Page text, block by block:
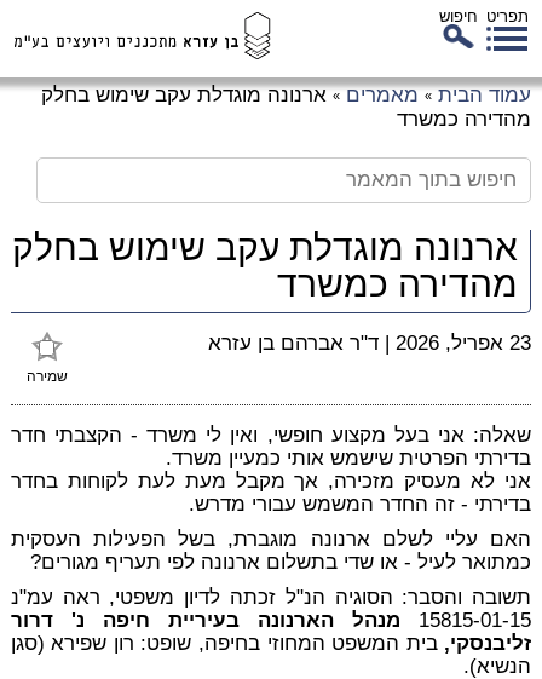
תפריט חיפוש
עמוד הבית » מאמרים » ארנונה מוגדלת עקב שימוש בחלק
מהדירה כמשרד
ארנונה מוגדלת עקב שימוש בחלק
מהדירה כמשרד
שמירה
23 אפריל, 2026 | ד"ר אברהם בן עזרא
שאלה: אני בעל מקצוע חופשי, ואין לי משרד - הקצבתי חדר
בדירתי הפרטית שישמש אותי כמעיין משרד.
אני לא מעסיק מזכירה, אך מקבל מעת לעת לקוחות בחדר
בדירתי - זה החדר המשמש עבורי מדרש.
האם עליי לשלם ארנונה מוגברת, בשל הפעילות העסקית
כמתואר לעיל - או שדי בתשלום ארנונה לפי תעריף מגורים?
תשובה והסבר: הסוגיה הנ"ל זכתה לדיון משפטי, ראה עמ"נ
15815-01-15
מנהל הארנונה בעיריית חיפה נ' דרור
זליבנסקי, בית המשפט המחוזי בחיפה, שופט: רון שפירא (סגן
הנשיא).